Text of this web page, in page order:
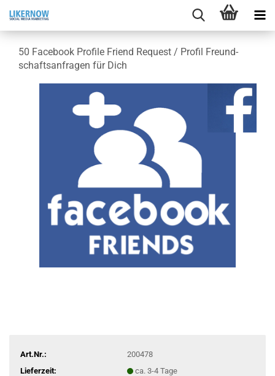
50 Face­book Pro­fi­le Friend Re­quest / Pro­fil Freund­
schafts­an­fra­gen für Dich
Art.Nr.:
200478
Lieferzeit:
ca. 3-4 Tage